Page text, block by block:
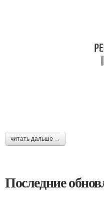
читать дальше →
Последние